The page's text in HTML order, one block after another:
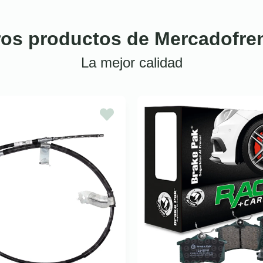
productos de
La mejor calidad